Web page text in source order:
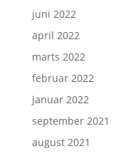
juni 2022
april 2022
marts 2022
februar 2022
januar 2022
september 2021
august 2021